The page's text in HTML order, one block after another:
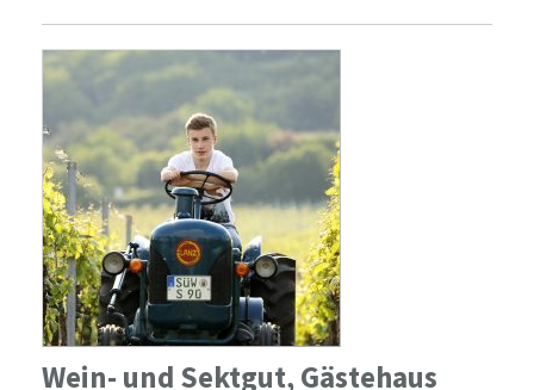
Wein- und Sektgut, Gästehaus